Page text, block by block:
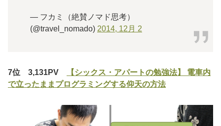
— フカミ（絶賛ノマド思考）
(@travel_nomado) 2014, 12月 2
7位 3,131PV
【シックス・アパートの勉強法】 電車内
で立ったままプログラミングする仰天の方法